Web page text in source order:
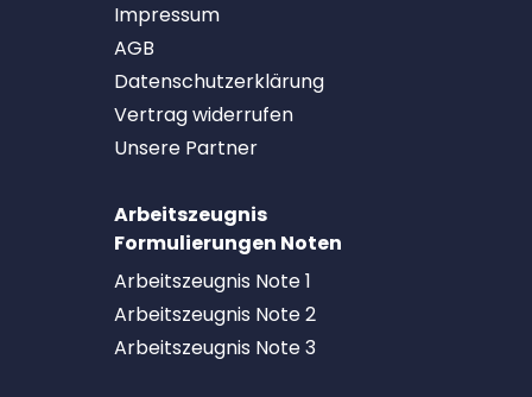
Impressum
AGB
Datenschutzerklärung
Vertrag widerrufen
Unsere Partner
Arbeitszeugnis
Formulierungen Noten
Arbeitszeugnis Note 1
Arbeitszeugnis Note 2
Arbeitszeugnis Note 3